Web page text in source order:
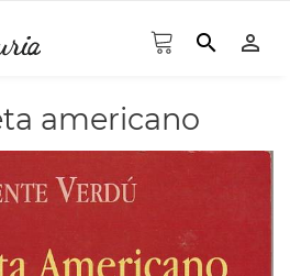
search person_outline
americano